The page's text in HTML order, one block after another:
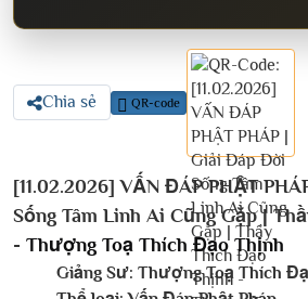
Chia sẻ QR-code
[11.02.2026] VẤN ĐÁP PHẬT
Sống Tâm Linh Ai Cũng Gặp |
- Thượng Toạ Thích Đạo Thịnh
Giảng Sư: Thượng Toạ Thích